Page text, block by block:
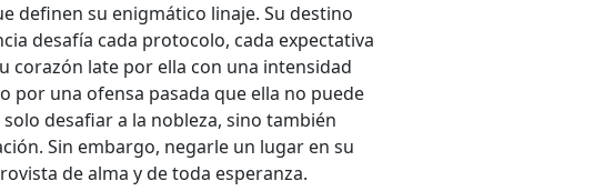
definen su enigmático linaje. Su destino
desafía cada protocolo, cada expectativa
corazón late por ella con una intensidad
por una ofensa pasada que ella no puede
desafiar a la nobleza, sino también
Sin embargo, negarle un lugar en su
de alma y de toda esperanza.